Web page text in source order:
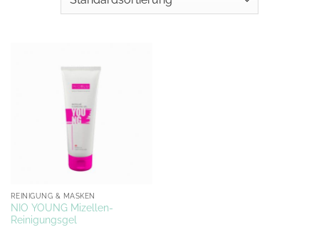
REINIGUNG & MASKEN
NIO YOUNG Mizellen-
Reinigungsgel